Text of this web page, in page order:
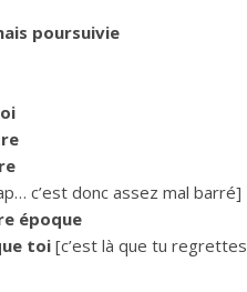
poursuivie
c’est donc assez mal barré]
époque
toi [c’est là que tu